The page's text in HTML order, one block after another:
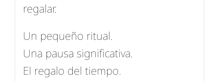
regalar.
Un pequeño ritual.
Una pausa significativa.
El regalo del tiempo.